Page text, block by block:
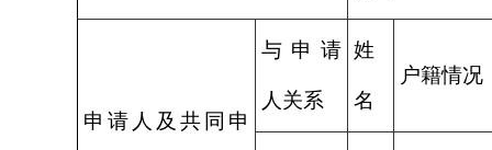
申请人及共同申
与申请
人关系
姓
名
户籍情况